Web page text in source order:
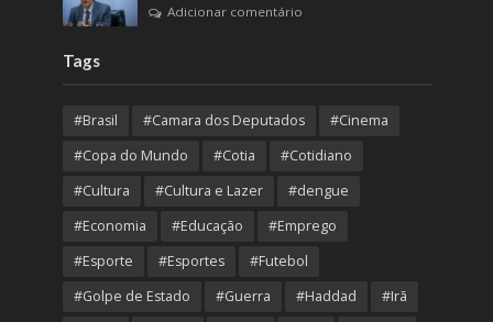
Adicionar comentário
Tags
#Brasil #Camara dos Deputados
#Cinema
#Copa do Mundo
#Cotia
#Cotidiano
#Cultura
#Cultura e Lazer
#dengue
#Economia
#Educação
#Emprego
#Esporte
#Esportes
#Futebol
#Golpe de Estado
#Guerra #Haddad
#Irã